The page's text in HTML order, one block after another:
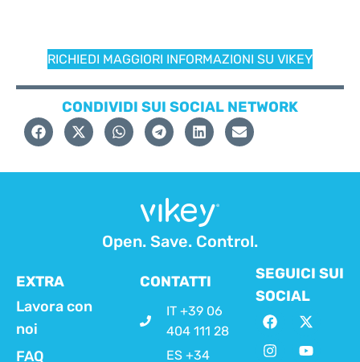
RICHIEDI MAGGIORI INFORMAZIONI SU VIKEY
CONDIVIDI SUI SOCIAL NETWORK
Open. Save. Control.
EXTRA
Lavora con
noi
FAQ
CONTATTI
IT +39 06
404 111 28
ES +34
SEGUICI SUI
SOCIAL